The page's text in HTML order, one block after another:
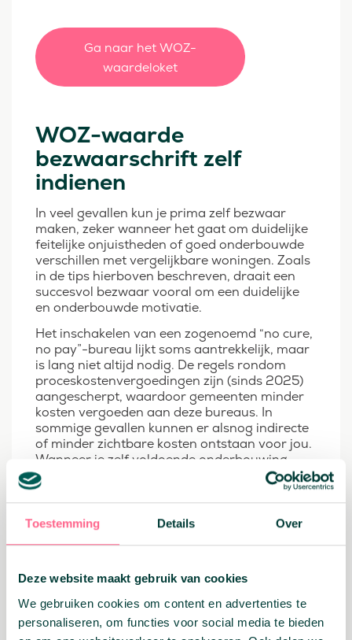
Toestemming Details Over
Deze website maakt gebruik van cookies
We gebruiken cookies om content en advertenties te
personaliseren, om functies voor social media te bieden
Ga naar het WOZ-
waardeloket
WOZ-waarde
bezwaarschrift zelf
indienen
In veel gevallen kun je prima zelf bezwaar
maken, zeker wanneer het gaat om duidelijke
feitelijke onjuistheden of goed onderbouwde
verschillen met vergelijkbare woningen. Zoals
in de tips hierboven beschreven, draait een
succesvol bezwaar vooral om een duidelijke
en onderbouwde motivatie.
Het inschakelen van een zogenoemd “no cure,
no pay”-bureau lijkt soms aantrekkelijk, maar
is lang niet altijd nodig. De regels rondom
proceskostenvergoedingen zijn (sinds 2025)
aangescherpt, waardoor gemeenten minder
kosten vergoeden aan deze bureaus. In
sommige gevallen kunnen er alsnog indirecte
of minder zichtbare kosten ontstaan voor jou.
Wanneer je zelf voldoende onderbouwing
kunt aanleveren, is zelf bezwaar maken vaak
net zo effectief én transparanter.
Twijfel je over de haalbaarheid of de impact
van een verlaging? Houd er dan rekening mee
dat een lagere WOZ-waarde invloed kan
ook op zaken zoals je maximale hypotheek of
de verhouding tussen marktwaarde en
financiering. Het is daarom verstandig om het
totaalplaatje mee te nemen in je afweging.